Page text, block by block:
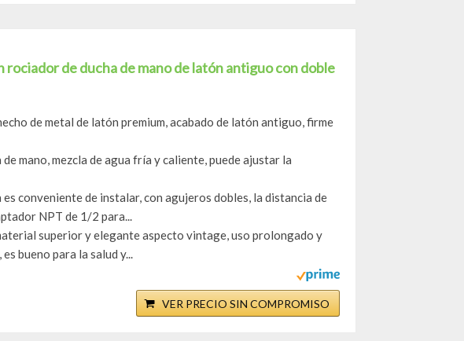
de ducha de mano de latón antiguo con doble
de metal de latón premium, acabado de latón antiguo, firme
mano, mezcla de agua fría y caliente, puede ajustar la
conveniente de instalar, con agujeros dobles, la distancia de
NPT de 1/2 para...
superior y elegante aspecto vintage, uso prolongado y
bueno para la salud y...
VER PRECIO SIN COMPROMISO